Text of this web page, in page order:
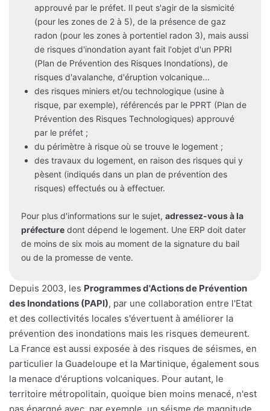
approuvé par le préfet. Il peut s'agir de la sismicité
(pour les zones de 2 à 5), de la présence de gaz
radon (pour les zones à portentiel radon 3), mais aussi
de risques d'inondation ayant fait l'objet d'un PPRI
(Plan de Prévention des Risques Inondations), de
risques d'avalanche, d'éruption volcanique...
des risques miniers et/ou technologique (usine à
risque, par exemple), référencés par le PPRT (Plan de
Prévention des Risques Technologiques) approuvé
par le préfet ;
du périmètre à risque où se trouve le logement ;
des travaux du logement, en raison des risques qui y
pèsent (indiqués dans un plan de prévention des
risques) effectués ou à effectuer.
Pour plus d'informations sur le sujet, adressez-vous à la
préfecture dont dépend le logement. Une ERP doit dater
de moins de six mois au moment de la signature du bail
ou de la promesse de vente.
Depuis 2003, les Programmes d'Actions de Prévention
des Inondations (PAPI), par une collaboration entre l'Etat
et des collectivités locales s'évertuent à améliorer la
prévention des inondations mais les risques demeurent.
La France est aussi exposée à des risques de séismes, en
particulier la Guadeloupe et la Martinique, également sous
la menace d'éruptions volcaniques. Pour autant, le
territoire métropolitain, quoique bien moins menacé, n'est